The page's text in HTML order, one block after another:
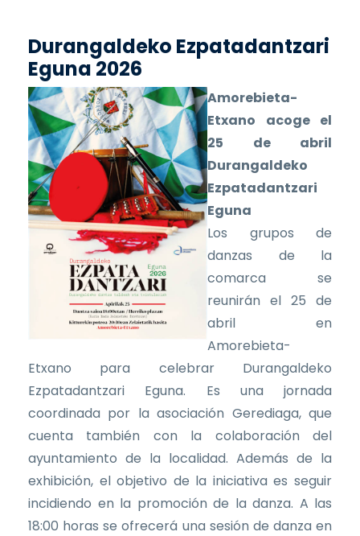
Durangaldeko Ezpatadantzari
Eguna 2026
Amorebieta-
Etxano acoge el
25 de abril
Durangaldeko
Ezpatadantzari
Eguna
Los grupos de
danzas de la
comarca se
reunirán el 25 de
abril en
Amorebieta-
Etxano para celebrar Durangaldeko
Ezpatadantzari Eguna. Es una jornada
coordinada por la asociación Gerediaga, que
cuenta también con la colaboración del
ayuntamiento de la localidad. Además de la
exhibición, el objetivo de la iniciativa es seguir
incidiendo en la promoción de la danza. A las
18:00 horas se ofrecerá una sesión de danza en